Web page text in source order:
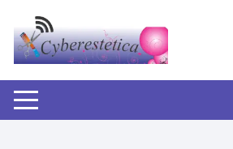
contenido